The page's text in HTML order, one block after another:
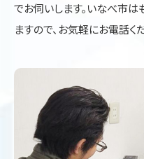
でお伺いします。いなべ市は
ますので、お気軽にお電話く